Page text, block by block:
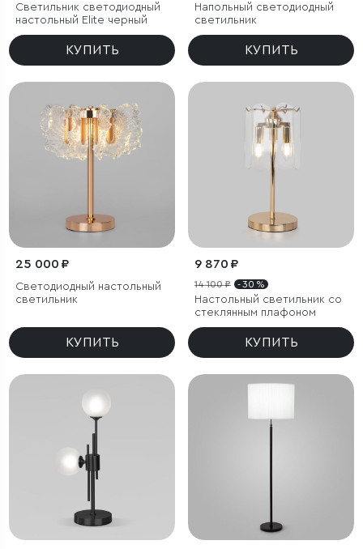
Светильник светодиодный
настольный Elite черный
КУПИТЬ
Напольный светодиодный
светильник
КУПИТЬ
25 000 ₽
Светодиодный настольный
светильник
КУПИТЬ
9 870 ₽
14 100 ₽ - 30 %
Настольный светильник со
стеклянным плафоном
КУПИТЬ